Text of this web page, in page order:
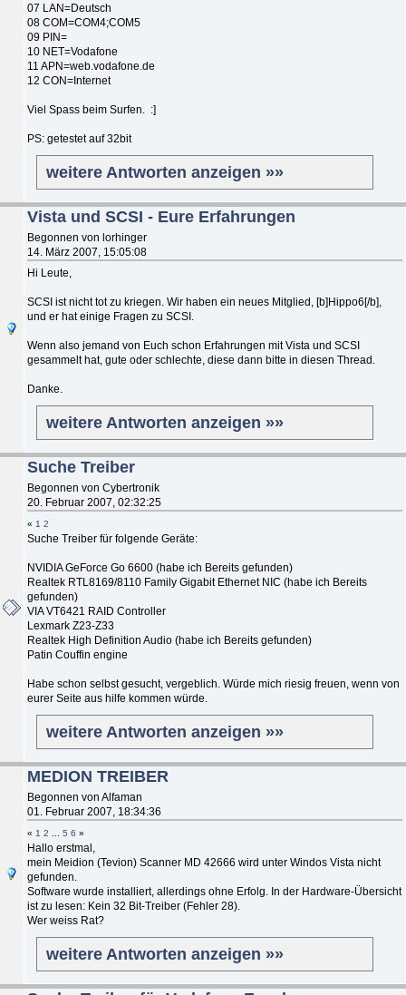
07 LAN=Deutsch
08 COM=COM4;COM5
09 PIN=
10 NET=Vodafone
11 APN=web.vodafone.de
12 CON=Internet
Viel Spass beim Surfen. :]
PS: getestet auf 32bit
weitere Antworten anzeigen »»
Vista und SCSI - Eure Erfahrungen
Begonnen von lorhinger
14. März 2007, 15:05:08
Hi Leute,
SCSI ist nicht tot zu kriegen. Wir haben ein neues Mitglied, [b]Hippo6[/b],
und er hat einige Fragen zu SCSI.
Wenn also jemand von Euch schon Erfahrungen mit Vista und SCSI
gesammelt hat, gute oder schlechte, diese dann bitte in diesen Thread.
Danke.
weitere Antworten anzeigen »»
Suche Treiber
Begonnen von Cybertronik
20. Februar 2007, 02:32:25
« 1 2
Suche Treiber für folgende Geräte:
NVIDIA GeForce Go 6600 (habe ich Bereits gefunden)
Realtek RTL8169/8110 Family Gigabit Ethernet NIC (habe ich Bereits
gefunden)
VIA VT6421 RAID Controller
Lexmark Z23-Z33
Realtek High Definition Audio (habe ich Bereits gefunden)
Patin Couffin engine
Habe schon selbst gesucht, vergeblich. Würde mich riesig freuen, wenn von
eurer Seite aus hilfe kommen würde.
weitere Antworten anzeigen »»
MEDION TREIBER
Begonnen von Alfaman
01. Februar 2007, 18:34:36
« 1 2 5 6 »
Hallo erstmal,
mein Meidion (Tevion) Scanner MD 42666 wird unter Windos Vista nicht
gefunden.
Software wurde installiert, allerdings ohne Erfolg. In der Hardware-Übersicht
ist zu lesen: Kein 32 Bit-Treiber (Fehler 28).
Wer weiss Rat?
weitere Antworten anzeigen »»